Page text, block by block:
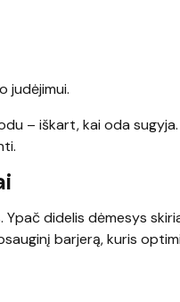
judėjimui.
– iškart, kai oda
didelis dėmesys
barjerą, kuris